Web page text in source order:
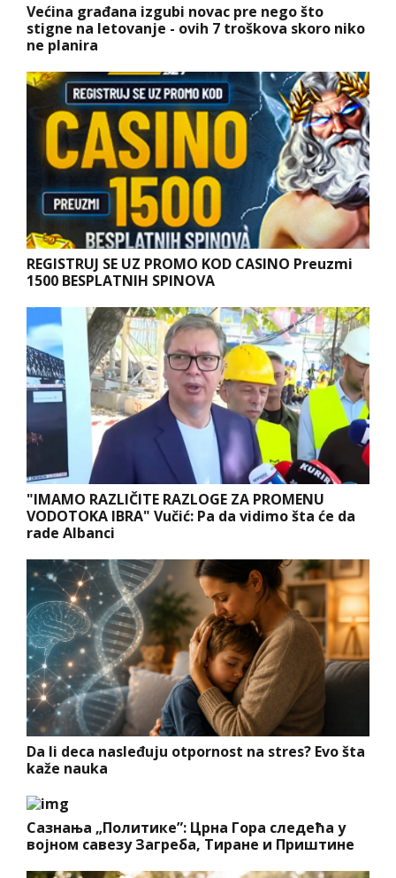
Većina građana izgubi novac pre nego što
stigne na letovanje - ovih 7 troškova skoro niko
ne planira
REGISTRUJ SE UZ PROMO KOD CASINO Preuzmi
1500 BESPLATNIH SPINOVA
"IMAMO RAZLIČITE RAZLOGE ZA PROMENU
VODOTOKA IBRA" Vučić: Pa da vidimo šta će da
rade Albanci
Da li deca nasleđuju otpornost na stres? Evo šta
kaže nauka
Сазнања „Политике”: Црна Гора следећа у
војном савезу Загреба, Тиране и Приштине